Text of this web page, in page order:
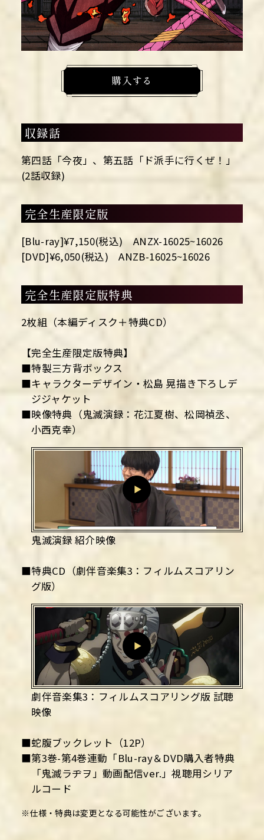
購入する
収録話
第四話「今夜」、第五話「ド派手に行くぜ！」
(2話収録)
完全生産限定版
[Blu-ray]¥7,150(税込) ANZX-16025~16026
[DVD]¥6,050(税込) ANZB-16025~16026
完全生産限定版特典
2枚組（本編ディスク＋特典CD）
【完全生産限定版特典】
■特製三方背ボックス
■キャラクターデザイン・松島 晃描き下ろしデ
ジジャケット
■映像特典（鬼滅演録：花江夏樹、松岡禎丞、
小西克幸）
鬼滅演録 紹介映像
■特典CD（劇伴音楽集3：フィルムスコアリン
グ版）
劇伴音楽集3：フィルムスコアリング版 試聴
映像
■蛇腹ブックレット（12P）
■第3巻-第4巻連動「Blu-ray＆DVD購入者特典
「鬼滅ラヂヲ」動画配信ver.」視聴用シリア
ルコード
※仕様・特典は変更となる可能性がございます。